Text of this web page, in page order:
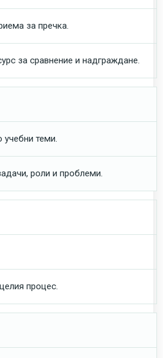
за пречка.
за сравнение и надграждане.
теми.
роли и проблеми.
процес.